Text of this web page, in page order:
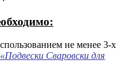
не менее 3-х
«Подвески Сваровски для